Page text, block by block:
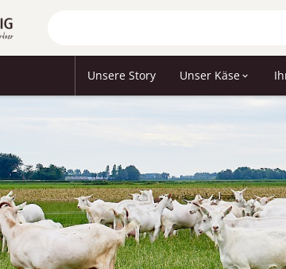
Unsere Story Unser Käse